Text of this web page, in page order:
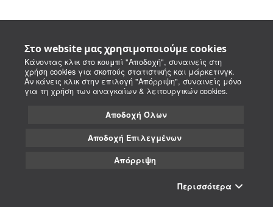
Στο website μας χρησιμοποιούμε cookies
Κάνοντας κλικ στο κουμπί "Αποδοχή", συναινείς στη
χρήση cookies για σκοπούς στατιστικής και μάρκετινγκ.
Αν κάνεις κλικ στην επιλογή "Απόρριψη", συναινείς μόνο
για τη χρήση των αναγκαίων & λειτουργικών cookies.
Αποδοχή Όλων
Αποδοχή Επιλεγμένων
Απόρριψη
Περισσότερα